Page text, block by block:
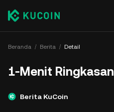
Beranda Berita Detail
1-Menit
Berita KuCoin